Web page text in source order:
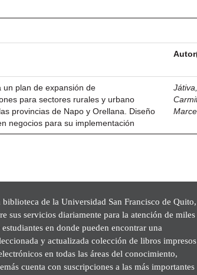
un plan de expansión de
para sectores rurales y urbano
provincias de Napo y Orellana. Diseño
negocios para su implementación
biblioteca de la Universidad San Francisco de Quito,
sus servicios diariamente para la atención de miles
estudiantes en donde pueden encontrar una
y actualizada colección de libros impresos
en todas las áreas del conocimiento,
cuenta con suscripciones a las más importantes